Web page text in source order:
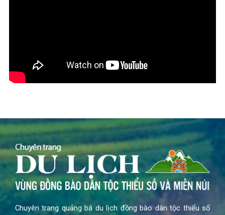
Chuyên trang quảng bá du lịch đồng bào dân tộc thiểu số